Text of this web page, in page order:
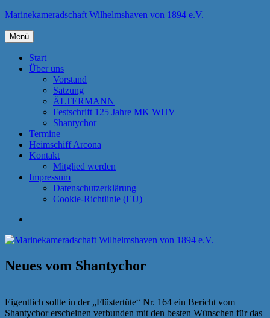
Zum
springen
Marinekameradschaft Wilhelmshaven von 1894 e.V.
Menü
Start
Über uns
Vorstand
Satzung
ÄLTERMANN
Festschrift 125 Jahre MK WHV
Shantychor
Termine
Heimschiff Arcona
Kontakt
Mitglied werden
Impressum
Datenschutzerklärung
Cookie-Richtlinie (EU)
Neues vom Shantychor
Eigentlich sollte in der „Flüstertüte“ Nr. 164 ein Bericht vom
Shantychor erscheinen verbunden mit den besten Wünschen für das